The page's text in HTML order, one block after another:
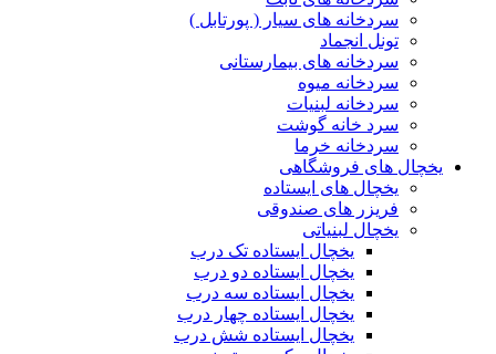
سردخانه های سیار ( پورتابل )
تونل انجماد
سردخانه های بیمارستانی
سردخانه میوه
سردخانه لبنیات
سرد خانه گوشت
سردخانه خرما
یخچال های فروشگاهی
یخچال های ایستاده
فریزر های صندوقی
یخچال لبنیاتی
یخچال ایستاده تک درب
یخچال ایستاده دو درب
یخچال ایستاده سه درب
یخچال ایستاده چهار درب
یخچال ایستاده شش درب